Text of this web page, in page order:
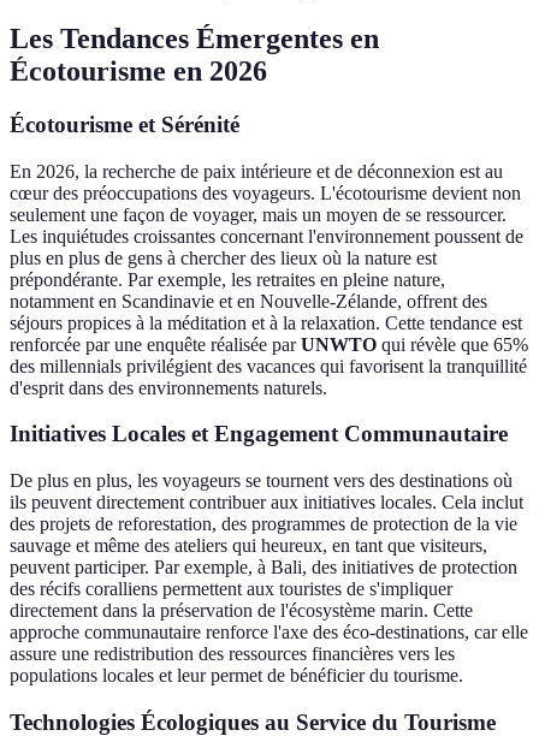
Les Tendances Émergentes en
Écotourisme en 2026
Écotourisme et Sérénité
En 2026, la recherche de paix intérieure et de déconnexion est au
cœur des préoccupations des voyageurs. L'écotourisme devient non
seulement une façon de voyager, mais un moyen de se ressourcer.
Les inquiétudes croissantes concernant l'environnement poussent de
plus en plus de gens à chercher des lieux où la nature est
prépondérante. Par exemple, les retraites en pleine nature,
notamment en Scandinavie et en Nouvelle-Zélande, offrent des
séjours propices à la méditation et à la relaxation. Cette tendance est
renforcée par une enquête réalisée parUNWTO qui révèle que 65%
des millennials privilégient des vacances qui favorisent la tranquillité
d'esprit dans des environnements naturels.
Initiatives Locales et Engagement Communautaire
De plus en plus, les voyageurs se tournent vers des destinations où
ils peuvent directement contribuer aux initiatives locales. Cela inclut
des projets de reforestation, des programmes de protection de la vie
sauvage et même des ateliers qui heureux, en tant que visiteurs,
peuvent participer. Par exemple, à Bali, des initiatives de protection
des récifs coralliens permettent aux touristes de s'impliquer
directement dans la préservation de l'écosystème marin. Cette
approche communautaire renforce l'axe des éco-destinations, car elle
assure une redistribution des ressources financières vers les
populations locales et leur permet de bénéficier du tourisme.
Technologies Écologiques au Service du Tourisme